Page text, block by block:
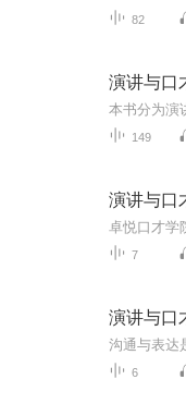
82
演讲与口
149
演讲与口
卓悦口才学
7
演讲与口
6